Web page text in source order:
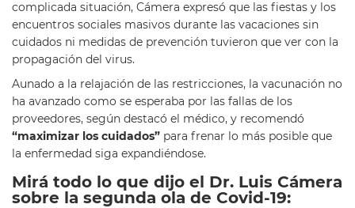
complicada situación, Cámera expresó que las fiestas y los
encuentros sociales masivos durante las vacaciones sin
cuidados ni medidas de prevención tuvieron que ver con la
propagación del virus.
Aunado a la relajación de las restricciones, la vacunación no
ha avanzado como se esperaba por las fallas de los
proveedores, según destacó el médico, y recomendó
“maximizar los cuidados” para frenar lo más posible que
la enfermedad siga expandiéndose.
Mirá todo lo que dijo el Dr. Luis Cámera
sobre la segunda ola de Covid-19: